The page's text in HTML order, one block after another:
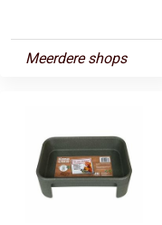
Meerdere shops